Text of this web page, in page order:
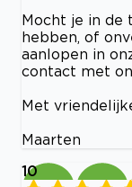
Mocht je in de
hebben, of
aanlopen in
contact met
Met
Maarten
10